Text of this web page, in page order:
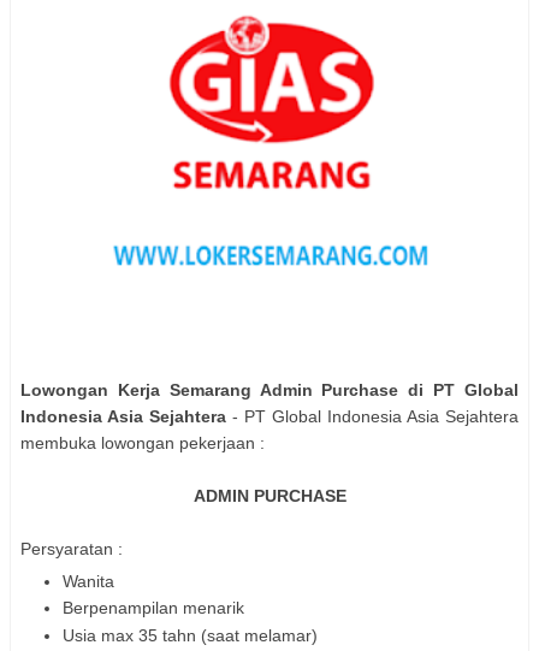
Lowongan Kerja Semarang Admin Purchase di PT Global
Indonesia Asia Sejahtera - PT Global Indonesia Asia Sejahtera
membuka lowongan pekerjaan :
ADMIN PURCHASE
Persyaratan :
Wanita
Berpenampilan menarik
Usia max 35 tahn (saat melamar)